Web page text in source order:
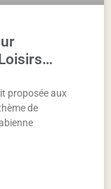
proposée aux
de